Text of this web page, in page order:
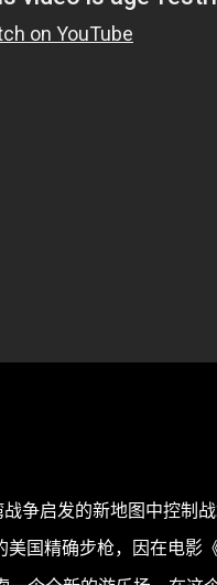
争启发的新地图中控制战
国精确步枪，因在电